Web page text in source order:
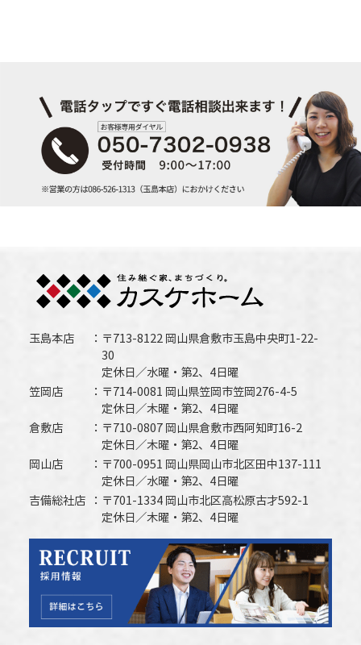
玉島本店
〒713-8122 岡山県倉敷市玉島中央町1-22-
30
定休日／水曜・第2、4日曜
笠岡店
〒714-0081 岡山県笠岡市笠岡276-4-5
定休日／木曜・第2、4日曜
倉敷店
〒710-0807 岡山県倉敷市西阿知町16-2
定休日／木曜・第2、4日曜
岡山店
〒700-0951 岡山県岡山市北区田中137-111
定休日／水曜・第2、4日曜
吉備総社店
〒701-1334 岡山市北区高松原古才592-1
定休日／木曜・第2、4日曜